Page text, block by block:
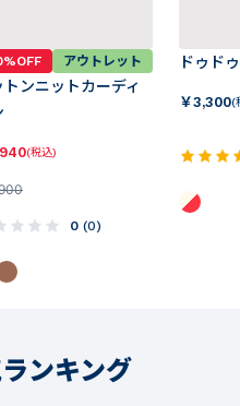
アウトレット
トンニットカーディ
(税込)
0 (0)
ドゥドゥ
￥3,300(
ンキング